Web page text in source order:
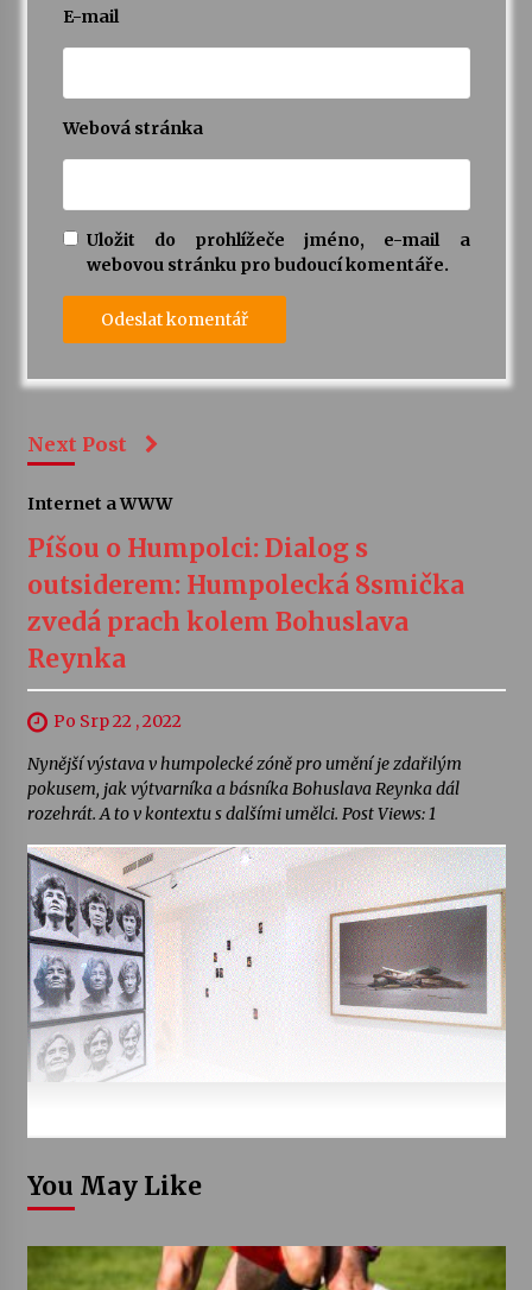
E-mail
Webová stránka
Uložit do prohlížeče jméno, e-mail a
webovou stránku pro budoucí komentáře.
Next Post
Internet a WWW
Píšou o Humpolci: Dialog s
outsiderem: Humpolecká 8smička
zvedá prach kolem Bohuslava
Reynka
Po Srp 22 , 2022
Nynější výstava v humpolecké zóně pro umění je zdařilým
pokusem, jak výtvarníka a básníka Bohuslava Reynka dál
rozehrát. A to v kontextu s dalšími umělci. Post Views: 1
You May Like